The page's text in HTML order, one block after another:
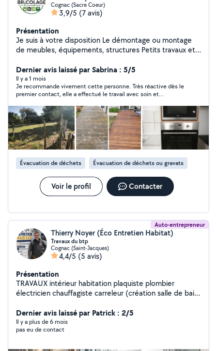
Cognac (Sacre Coeur)
3,9/5 (7 avis)
Présentation
Je suis à votre disposition Le démontage ou montage
de meubles, équipements, structures Petits travaux et
taille, débroussaillage N'hésitez pas à me contacter, je
me ferai un plaisir de vous rendre service
Dernier avis laissé par Sabrina : 5/5
Il y a 1 mois
Je recommande vivement cette personne. Très réactive dès le
premier contact, elle a effectué le travail avec soin et
gentille, agréable et sociable. Merci encore pour votre aide
Évacuation de déchets Évacuation de déchets ou gravats
Voir le profil Contacter
Auto-entrepreneur
Thierry Noyer (Éco Entretien Habitat)
Travaux du btp
Cognac (Saint-Jacques)
4,4/5 (5 avis)
Présentation
TRAVAUX intérieur habitation plaquiste plombier
électricien chauffagiste carreleur (création salle de bain
Dernier avis laissé par Patrick : 2/5
Il y a plus de 6 mois
pas eu de contact